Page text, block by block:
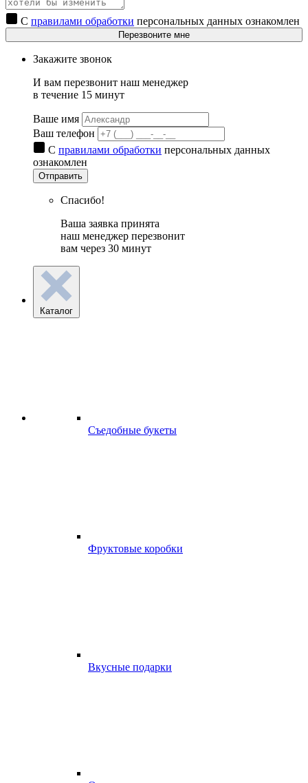
С правилами обработки персональных данных ознакомлен
Перезвоните мне
Закажите звонок
И вам перезвонит наш менеджер
в течение 15 минут
Ваше имя
Ваш телефон
С правилами обработки персональных данных
ознакомлен
Отправить
Спасибо!
Ваша заявка принята
наш менеджер перезвонит
вам через 30 минут
Каталог
Съедобные букеты
Фруктовые коробки
Вкусные подарки